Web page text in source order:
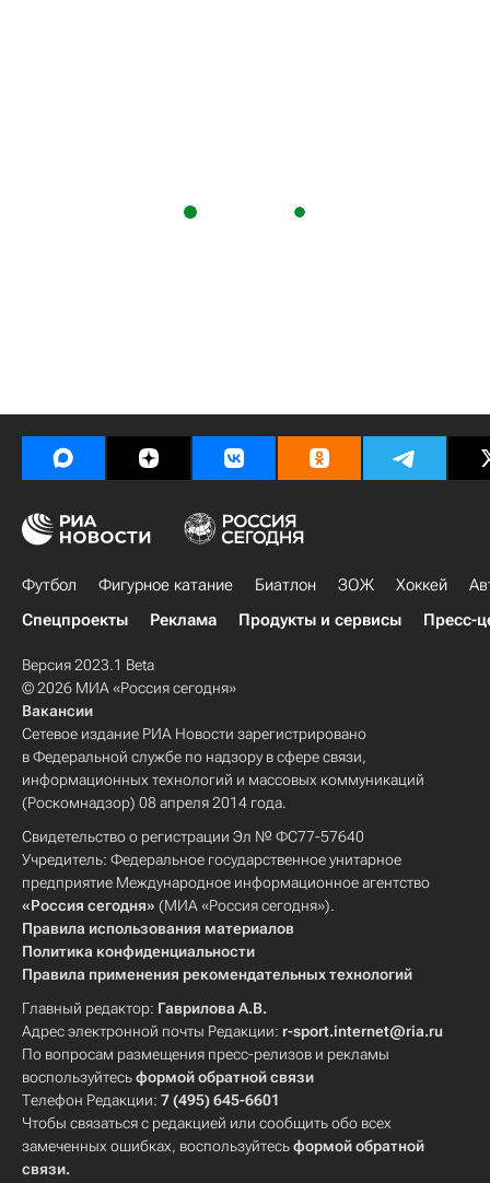
Футбол Фигурное катание Биатлон ЗОЖ Хоккей
Спецпроекты
Реклама Продукты и сервисы Пресс-
Версия 2023.1 Beta
© 2026 МИА «Россия сегодня»
Вакансии
Сетевое издание РИА Новости зарегистрировано
в Федеральной службе по надзору в сфере связи,
информационных технологий и массовых коммуникаций
(Роскомнадзор) 08 апреля 2014 года.
Свидетельство о регистрации Эл № ФС77-57640
Учредитель: Федеральное государственное унитарное
предприятие Международное информационное агентство
«Россия сегодня» (МИА «Россия сегодня»).
Правила использования материалов
Политика конфиденциальности
Правила применения рекомендательных технологий
Главный редактор: Гаврилова А.В.
Адрес электронной почты Редакции: r-sport.internet@ria.ru
По вопросам размещения пресс-релизов и рекламы
воспользуйтесьформой обратной связи
Телефон Редакции: 7 (495) 645-6601
Чтобы связаться с редакцией или сообщить обо всех
замеченных ошибках, воспользуйтесьформой обратной
связи.